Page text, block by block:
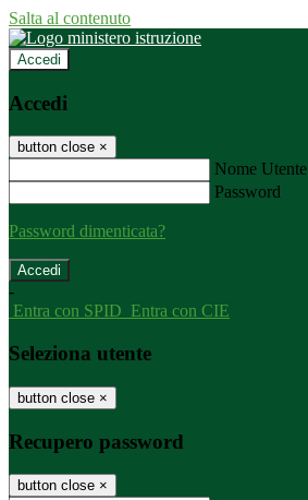
Salta al contenuto
Accedi
Accedi
button close ×
Nome Utente
Password
Password dimenticata?
-
Entra con SPID Entra con CIE
Seleziona utente
button close ×
Recupero password
button close ×